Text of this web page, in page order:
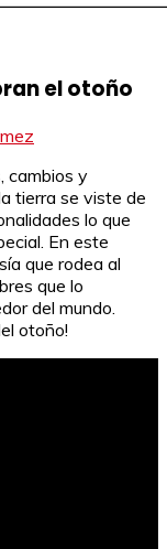
el otoño
cambios y
tierra se viste de
lo que
En este
que rodea al
que lo
del mundo.
otoño!